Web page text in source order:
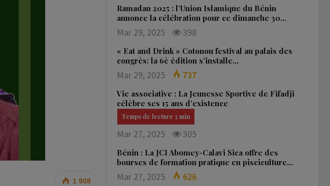
1 908
Ramadan 2025 : l’Union Islamique du Bénin
annonce la célébration pour ce dimanche 30…
Mar 29, 2025 398
« Eat and Drink » Cotonou festival au palais des
congrès: la 6è édition s’installe…
Mar 29, 2025 737
Vie associative : La Jeunesse Sportive de Fifadji
célèbre ses 15 ans d’existence
Mar 27, 2025 305
Bénin : La JCI Abomey-Calavi Sica offre des
bourses de formation pratique en pisciculture…
Mar 27, 2025 626